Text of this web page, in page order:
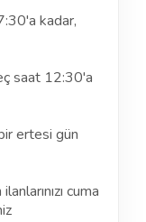
kadar,
saat 12:30'a
ertesi gün
cuma